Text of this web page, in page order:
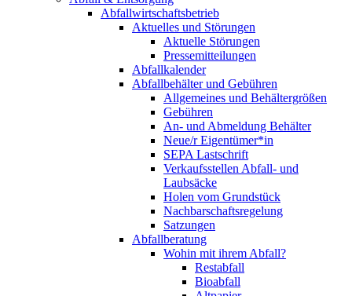
Abfallwirtschaftsbetrieb
Aktuelles und Störungen
Aktuelle Störungen
Pressemitteilungen
Abfallkalender
Abfallbehälter und Gebühren
Allgemeines und Behältergrößen
Gebühren
An- und Abmeldung Behälter
Neue/r Eigentümer*in
SEPA Lastschrift
Verkaufsstellen Abfall- und
Laubsäcke
Holen vom Grundstück
Nachbarschaftsregelung
Satzungen
Abfallberatung
Wohin mit ihrem Abfall?
Restabfall
Bioabfall